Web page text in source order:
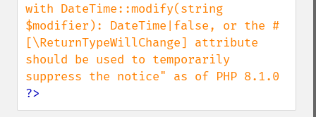
with DateTime::modify(string
$modifier): DateTime|false, or the #
[\ReturnTypeWillChange] attribute
should be used to temporarily
?>